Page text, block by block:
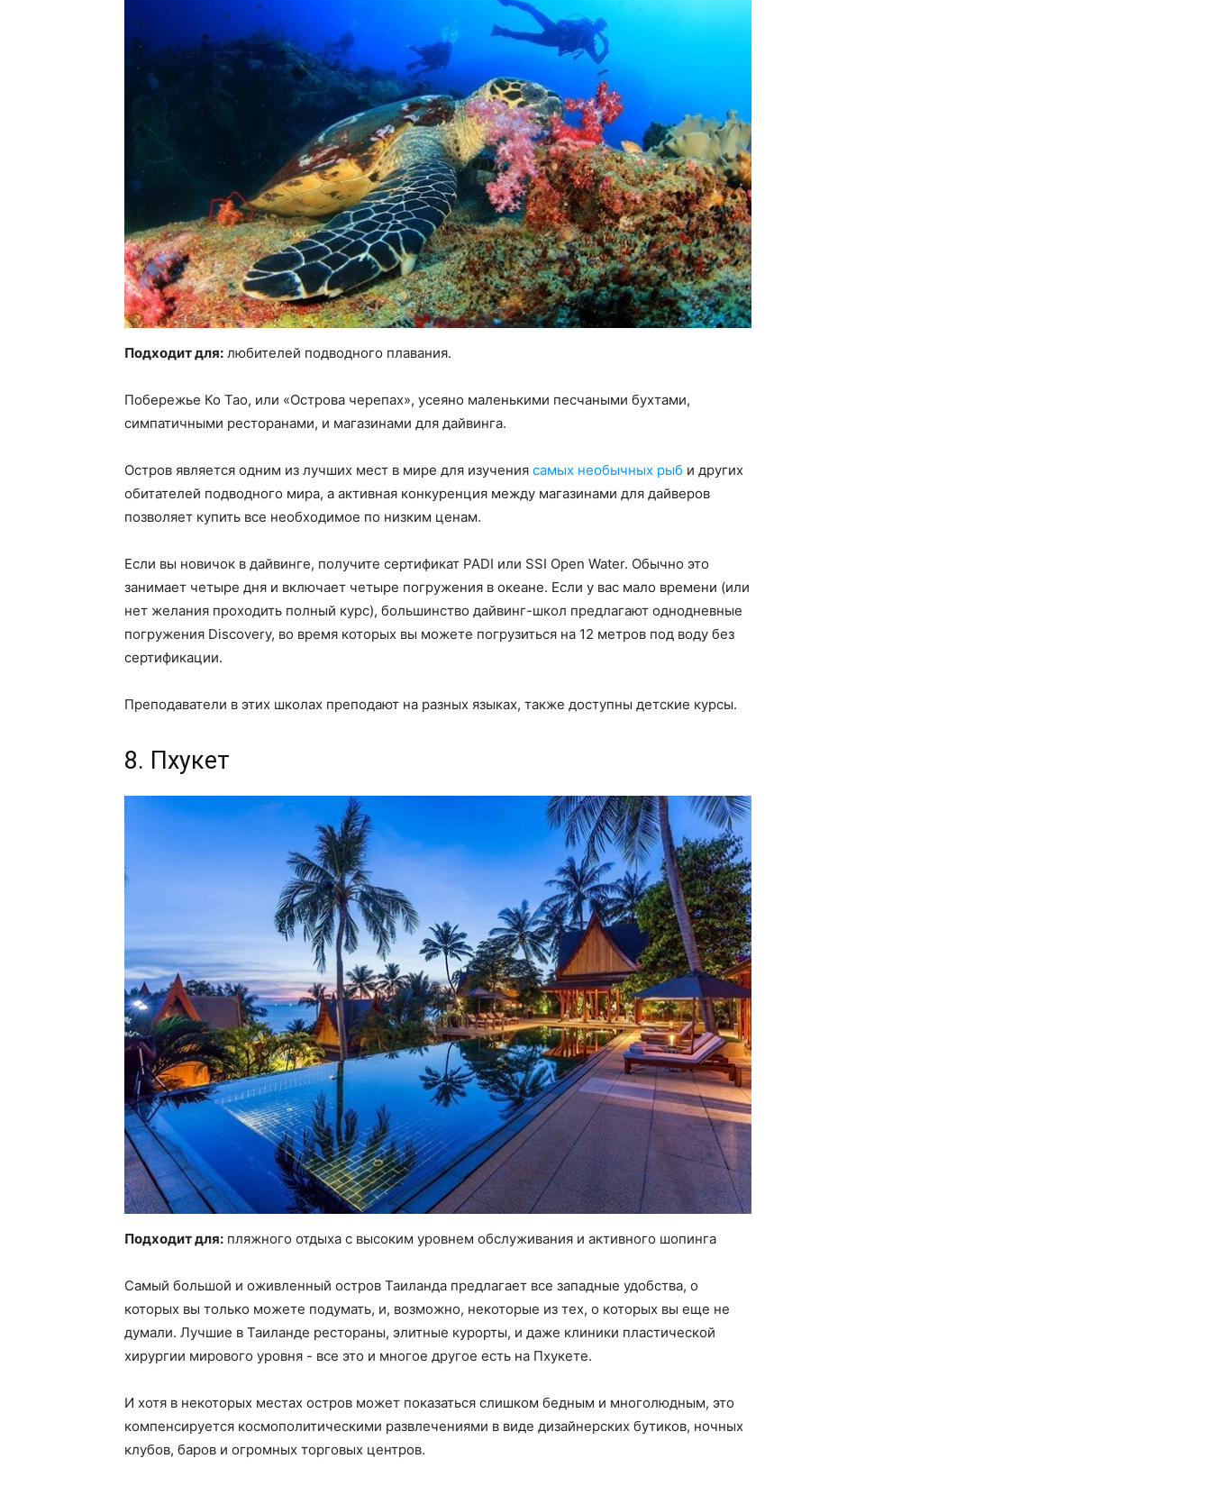
Подходит для: любителей подводного плавания.
Побережье Ко Тао, или «Острова черепах», усеяно маленькими песчаными бухтами,
симпатичными ресторанами, и магазинами для дайвинга.
Остров является одним из лучших мест в мире для изучения самых необычных рыб и других
обитателей подводного мира, а активная конкуренция между магазинами для дайверов
позволяет купить все необходимое по низким ценам.
Если вы новичок в дайвинге, получите сертификат PADI или SSI Open Water. Обычно это
занимает четыре дня и включает четыре погружения в океане. Если у вас мало времени (или
нет желания проходить полный курс), большинство дайвинг-школ предлагают однодневные
погружения Discovery, во время которых вы можете погрузиться на 12 метров под воду без
сертификации.
Преподаватели в этих школах преподают на разных языках, также доступны детские курсы.
8. Пхукет
Подходит для: пляжного отдыха с высоким уровнем обслуживания и активного шопинга
Самый большой и оживленный остров Таиланда предлагает все западные удобства, о
которых вы только можете подумать, и, возможно, некоторые из тех, о которых вы еще не
думали. Лучшие в Таиланде рестораны, элитные курорты, и даже клиники пластической
хирургии мирового уровня - все это и многое другое есть на Пхукете.
И хотя в некоторых местах остров может показаться слишком бедным и многолюдным, это
компенсируется космополитическими развлечениями в виде дизайнерских бутиков, ночных
клубов, баров и огромных торговых центров.